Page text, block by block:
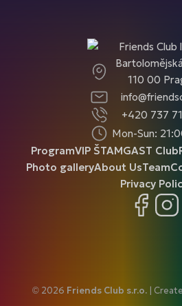
110 00
+420 737
Mon-Sun:
ProgramVIP ŠTAMGAST Club
Photo galleryAbout UsTeam
Privacy
© 2026 Friends Club s.r.o. |